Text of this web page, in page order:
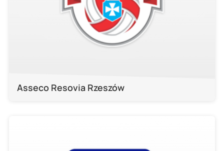
Asseco Resovia Rzeszów